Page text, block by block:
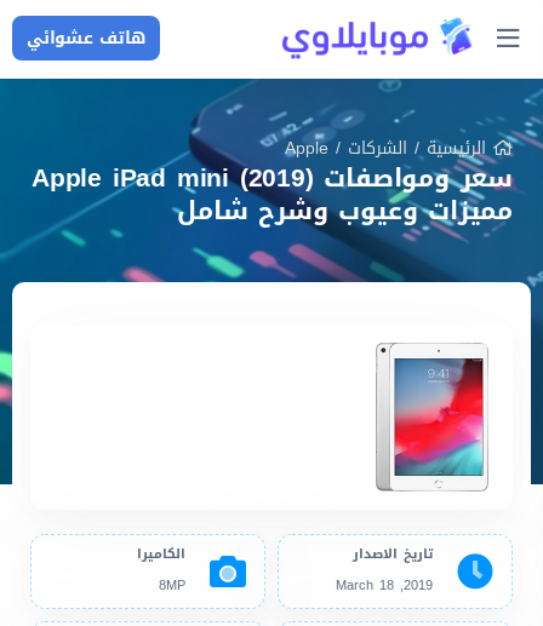
هاتف عشوائي
الرئيسية/ الشركات /
Apple
سعر ومواصفات Apple iPad mini (2019)
مميزات وعيوب وشرح شامل
تاريخ الاصدار
2019, March 18
الكاميرا
8MP